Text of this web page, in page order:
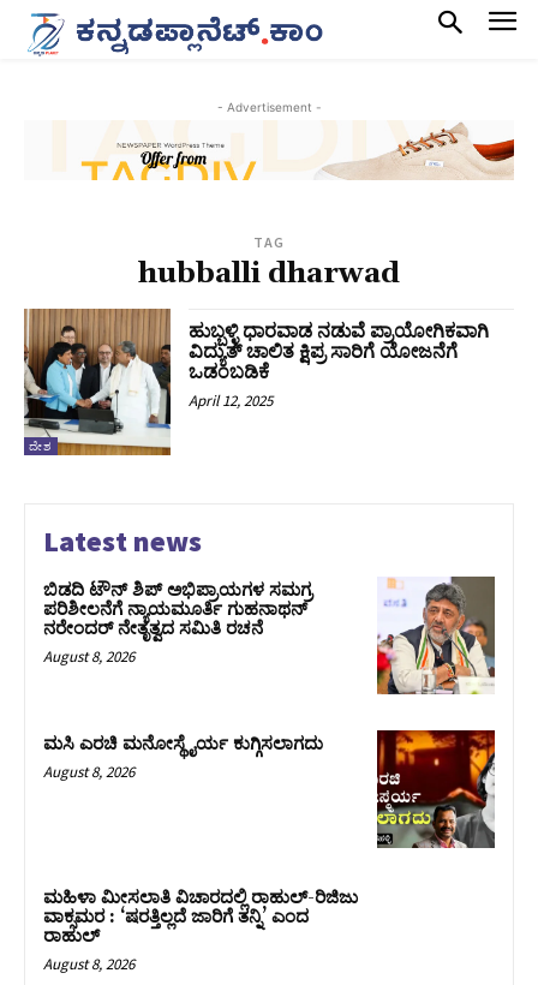
- Advertisement -
TAG
hubballi dharwad
ದೇಶ
ಹುಬ್ಬಳ್ಳಿ ಧಾರವಾಡ ನಡುವೆ ಪ್ರಾಯೋಗಿಕವಾಗಿ
ವಿದ್ಯುತ್ ಚಾಲಿತ ಕ್ಷಿಪ್ರ ಸಾರಿಗೆ ಯೋಜನೆಗೆ
ಒಡಂಬಡಿಕೆ
April 12, 2025
Latest news
ಬಿಡದಿ ಟೌನ್ ಶಿಪ್ ಅಭಿಪ್ರಾಯಗಳ ಸಮಗ್ರ
ಪರಿಶೀಲನೆಗೆ ನ್ಯಾಯಮೂರ್ತಿ ಗುಹನಾಥನ್
ನರೇಂದರ್ ನೇತೃತ್ವದ ಸಮಿತಿ ರಚನೆ
August 8, 2026
ಮಸಿ ಎರಚಿ ಮನೋಸ್ಥೈರ್ಯ ಕುಗ್ಗಿಸಲಾಗದು
August 8, 2026
ಮಹಿಳಾ ಮೀಸಲಾತಿ ವಿಚಾರದಲ್ಲಿ ರಾಹುಲ್‌-ರಿಜಿಜು
ವಾಕ್ಸಮರ : ‘ಷರತ್ತಿಲ್ಲದೆ ಜಾರಿಗೆ ತನ್ನಿ’ ಎಂದ
ರಾಹುಲ್‌
August 8, 2026